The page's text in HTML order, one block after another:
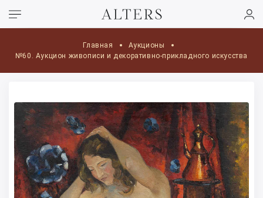
Главная
Аукционы
№60. Аукцион живописи и декоративно-прикладного искусства